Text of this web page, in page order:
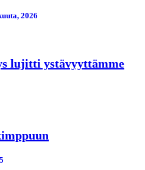
2026
lujitti ystävyyttämme